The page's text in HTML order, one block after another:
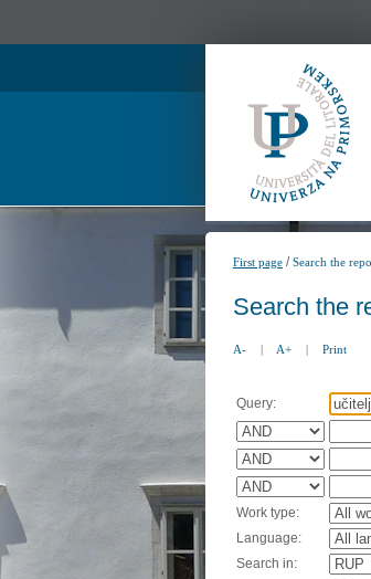
First page /Search the
Search the
A- | A+ | Print
Query:
Work type:
Language:
Search in: